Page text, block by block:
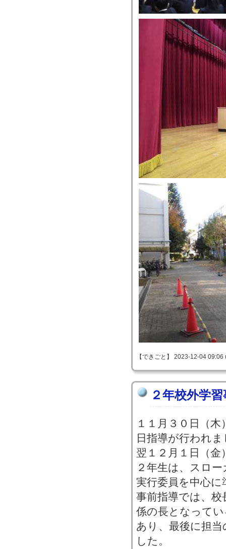
【できごと】 2023-12-04
２年校外学
１１月３０日（
日指導が行われ
翌１２月１日（
２年生は、スロ
実行委員を中心
事前指導では、
係の長となって
あり、最後に担
した。